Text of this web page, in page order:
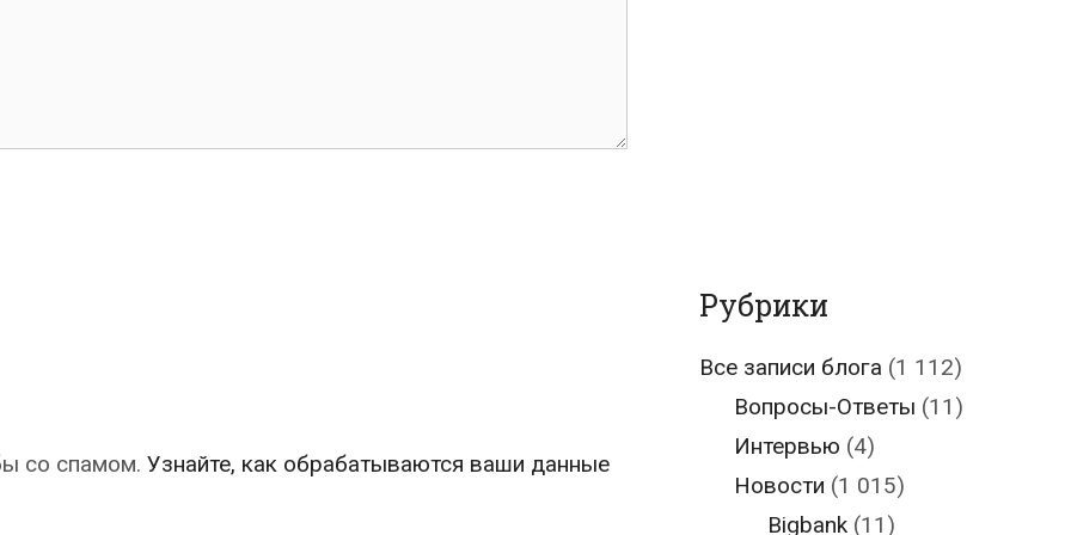
со спамом. Узнайте, как обрабатываются ваши данные
Рубрики
Все записи блога (1 112)
Вопросы-Ответы (11)
Интервью (4)
Новости (1 015)
Bigbank (11)